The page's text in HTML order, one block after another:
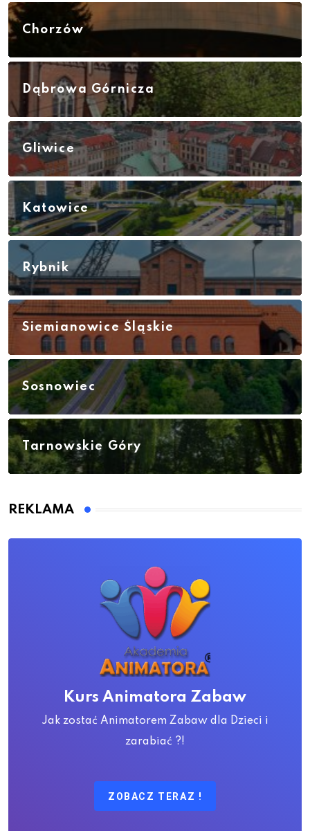
Chorzów
Dąbrowa Górnicza
Gliwice
Katowice
Rybnik
Siemianowice Śląskie
Sosnowiec
Tarnowskie Góry
REKLAMA
Kurs Animatora Zabaw
Jak zostać Animatorem Zabaw dla Dzieci i
zarabiać ?!
ZOBACZ TERAZ !